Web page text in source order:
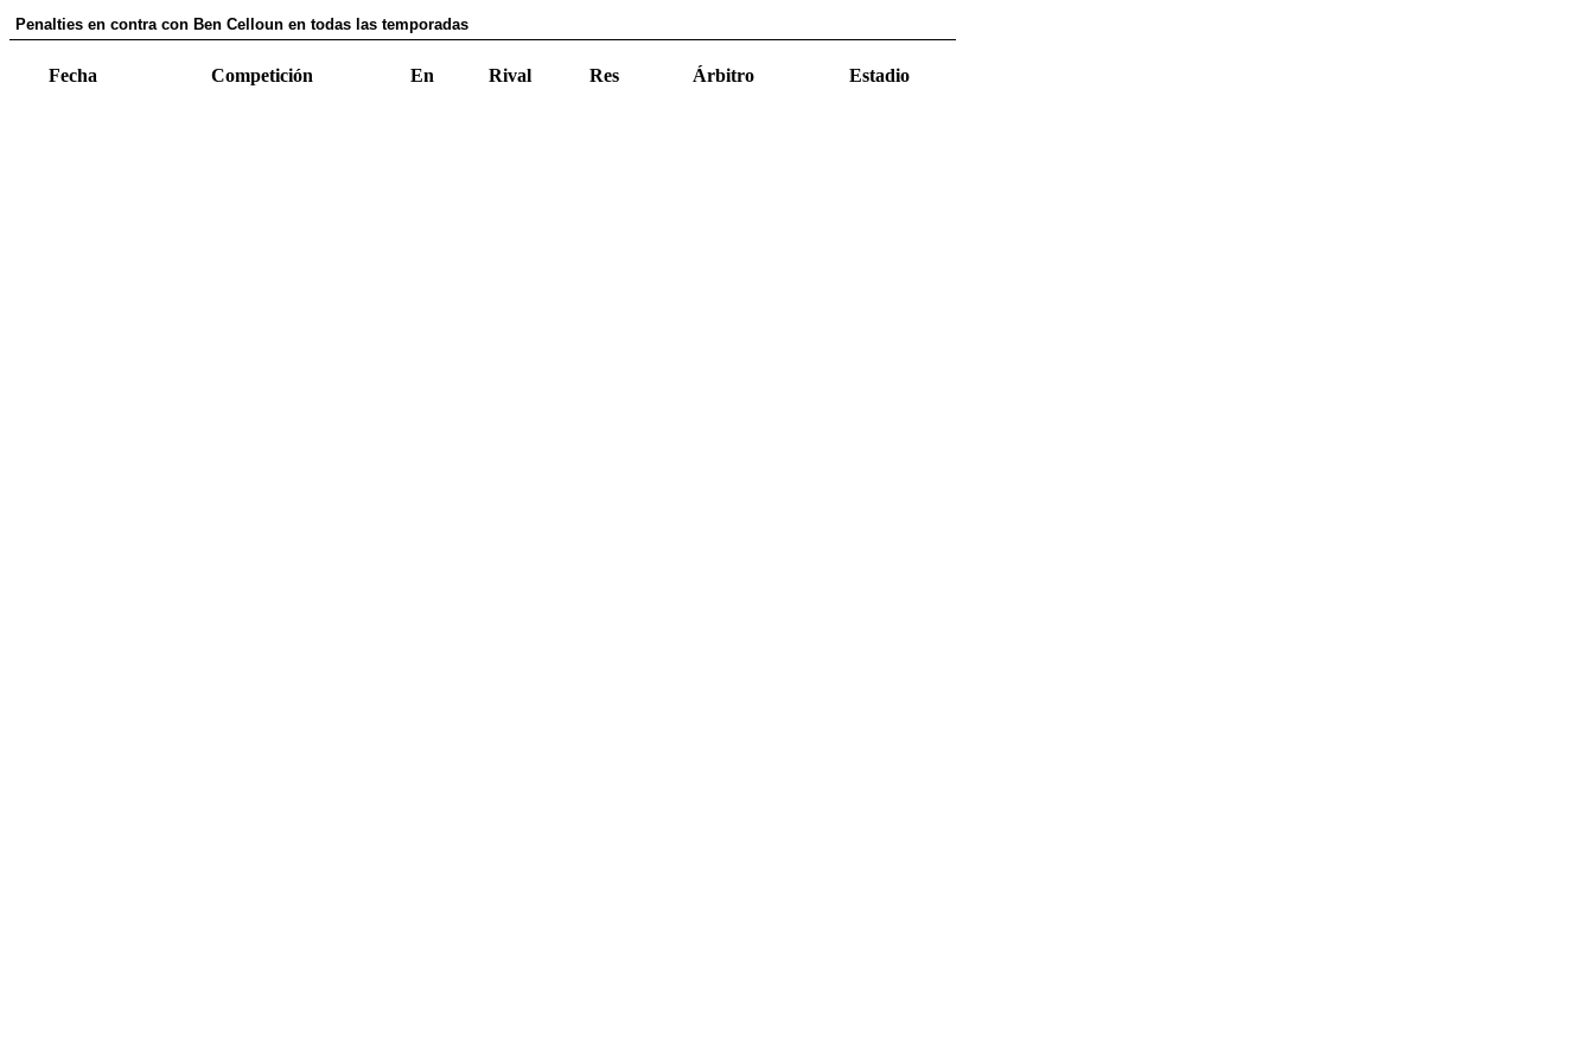
Penalties en contra con Ben Celloun en todas las temporadas
Fecha Competición En Rival Res Árbitro Estadio